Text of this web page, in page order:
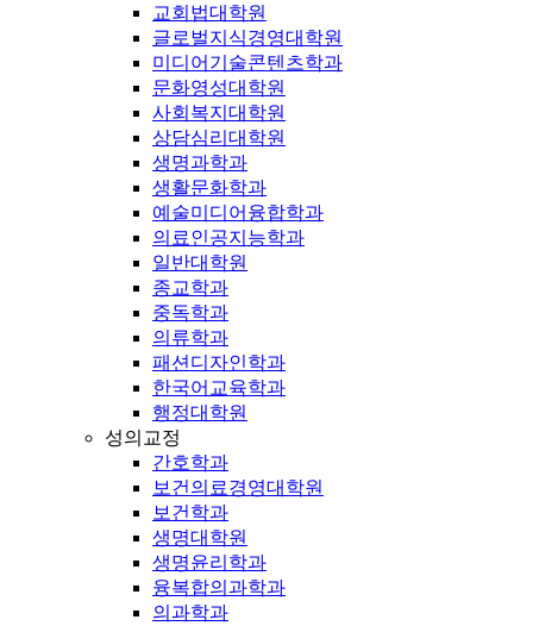
교회법대학원
글로벌지식경영대학원
미디어기술콘텐츠학과
문화영성대학원
사회복지대학원
상담심리대학원
생명과학과
생활문화학과
예술미디어융합학과
의료인공지능학과
일반대학원
종교학과
중독학과
의류학과
패션디자인학과
한국어교육학과
행정대학원
성의교정
간호학과
보건의료경영대학원
보건학과
생명대학원
생명윤리학과
융복합의과학과
의과학과